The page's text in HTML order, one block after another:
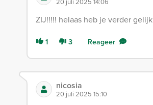
ZIJ!!!!! helaas heb je verder gelijk
1 3 Reageer
nicosia
20 juli 2025 15:10